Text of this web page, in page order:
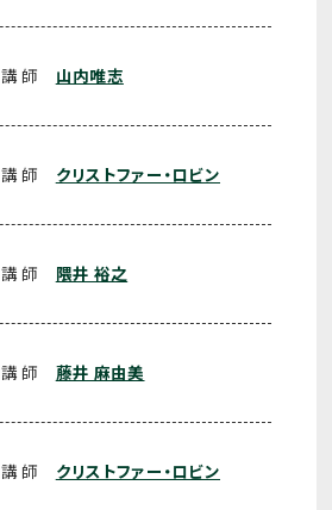
講 師 山内唯志
講 師 クリストファー・ロビン
講 師 隈井 裕之
講 師 藤井 麻由美
講 師 クリストファー・ロビン